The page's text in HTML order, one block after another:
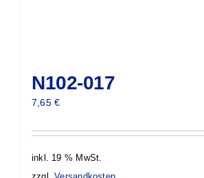
N102-017
7,65€
inkl. 19 % MwSt.